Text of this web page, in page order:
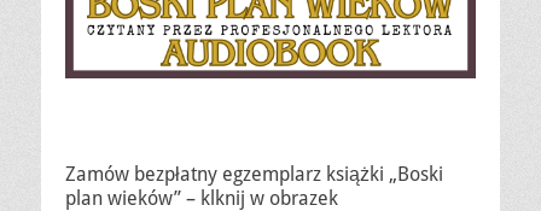
Zamów bezpłatny egzemplarz książki „Boski
plan wieków” – klknij w obrazek